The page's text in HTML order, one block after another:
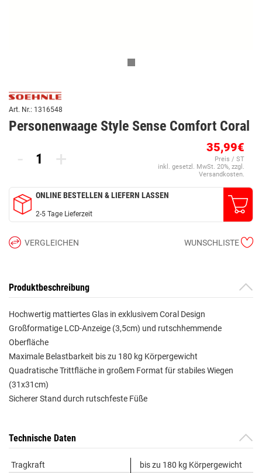
Art. Nr.: 1316548
Personenwaage Style Sense Comfort Coral
- + 35,99€
Preis / ST
inkl. gesetzl. MwSt. 20%, zzgl.
Versandkosten.
ONLINE BESTELLEN & LIEFERN LASSEN
2-5 Tage Lieferzeit
VERGLEICHEN WUNSCHLISTE
Produktbeschreibung
Hochwertig mattiertes Glas in exklusivem Coral Design
Großformatige LCD-Anzeige (3,5cm) und rutschhemmende
Oberfläche
Maximale Belastbarkeit bis zu 180 kg Körpergewicht
Quadratische Trittfläche in großem Format für stabiles Wiegen
(31x31cm)
Sicherer Stand durch rutschfeste Füße
Technische Daten
Tragkraft
bis zu 180 kg Körpergewicht